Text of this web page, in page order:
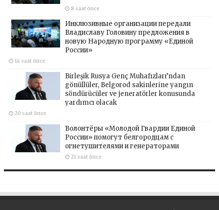
8 saat önce
Инклюзивные организации передали
Владиславу Головину предложения в
новую Народную программу «Единой
России»
14 saat önce
Birleşik Rusya Genç Muhafızları’ndan
gönüllüler, Belgorod sakinlerine yangın
söndürücüler ve jeneratörler konusunda
yardımcı olacak
20 saat önce
Волонтёры «Молодой Гвардии Единой
России» помогут белгородцам с
огнетушителями и генераторами
21 saat önce